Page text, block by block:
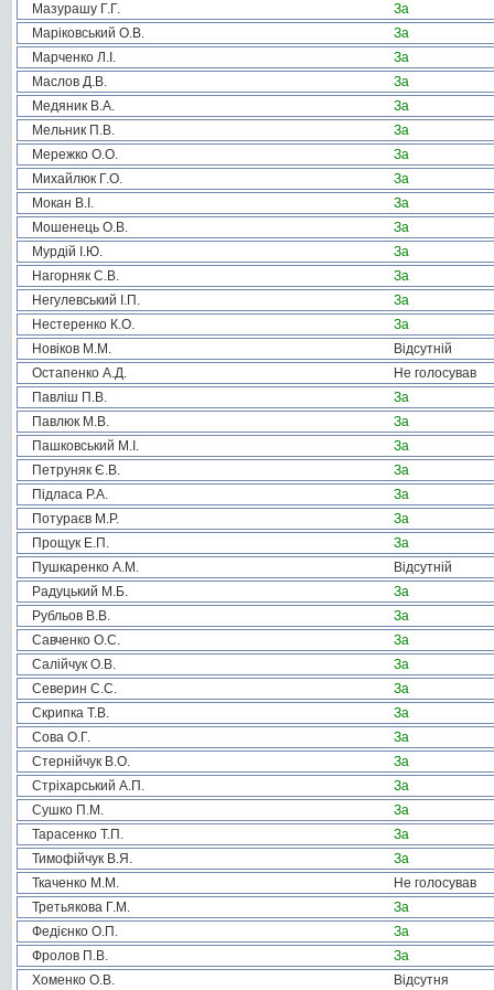
Мазурашу Г.Г.
За
Маріковський О.В.
За
Марченко Л.І.
За
Маслов Д.В.
За
Медяник В.А.
За
Мельник П.В.
За
Мережко О.О.
За
Михайлюк Г.О.
За
Мокан В.І.
За
Мошенець О.В.
За
Мурдій І.Ю.
За
Нагорняк С.В.
За
Негулевський І.П.
За
Нестеренко К.О.
За
Новіков М.М.
Відсутній
Остапенко А.Д.
Не голосував
Павліш П.В.
За
Павлюк М.В.
За
Пашковський М.І.
За
Петруняк Є.В.
За
Підласа Р.А.
За
Потураєв М.Р.
За
Прощук Е.П.
За
Пушкаренко А.М.
Відсутній
Радуцький М.Б.
За
Рубльов В.В.
За
Савченко О.С.
За
Салійчук О.В.
За
Северин С.С.
За
Скрипка Т.В.
За
Сова О.Г.
За
Стернійчук В.О.
За
Стріхарський А.П.
За
Сушко П.М.
За
Тарасенко Т.П.
За
Тимофійчук В.Я.
За
Ткаченко М.М.
Не голосував
Третьякова Г.М.
За
Федієнко О.П.
За
Фролов П.В.
За
Хоменко О.В.
Відсутня